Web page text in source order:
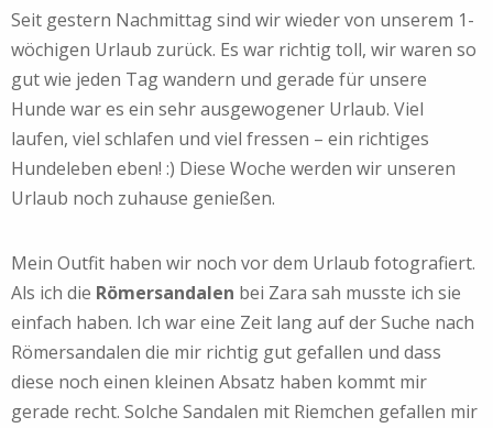
Seit gestern Nachmittag sind wir wieder von unserem 1-
wöchigen Urlaub zurück. Es war richtig toll, wir waren so
gut wie jeden Tag wandern und gerade für unsere
Hunde war es ein sehr ausgewogener Urlaub. Viel
laufen, viel schlafen und viel fressen – ein richtiges
Hundeleben eben! :) Diese Woche werden wir unseren
Urlaub noch zuhause genießen.
Mein Outfit haben wir noch vor dem Urlaub fotografiert.
Als ich die Römersandalen bei Zara sah musste ich sie
einfach haben. Ich war eine Zeit lang auf der Suche nach
Römersandalen die mir richtig gut gefallen und dass
diese noch einen kleinen Absatz haben kommt mir
gerade recht. Solche Sandalen mit Riemchen gefallen mir